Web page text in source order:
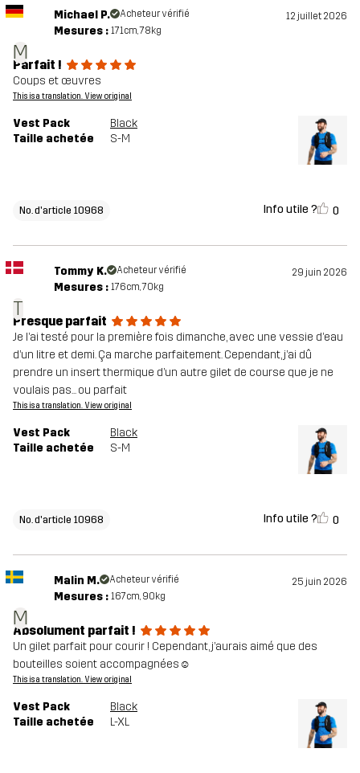
M
Michael P. Acheteur vérifié 12 juillet 2026
Mesures : 171cm, 78kg
Parfait !
Coups et œuvres
This is a translation. View original
Vest Pack
Black
Taille achetée
S-M
No. d'article 10968 Info utile ? 0
T
Tommy K. Acheteur vérifié 29 juin 2026
Mesures : 176cm, 70kg
Presque parfait
Je l’ai testé pour la première fois dimanche, avec une vessie d’eau
d’un litre et demi. Ça marche parfaitement. Cependant, j’ai dû
prendre un insert thermique d’un autre gilet de course que je ne
voulais pas... ou parfait
This is a translation. View original
Vest Pack
Black
Taille achetée
S-M
No. d'article 10968 Info utile ? 0
M
Malin M. Acheteur vérifié 25 juin 2026
Mesures : 167cm, 90kg
Absolument parfait !
Un gilet parfait pour courir ! Cependant, j’aurais aimé que des
bouteilles soient accompagnées☺️
This is a translation. View original
Vest Pack
Black
Taille achetée
L-XL